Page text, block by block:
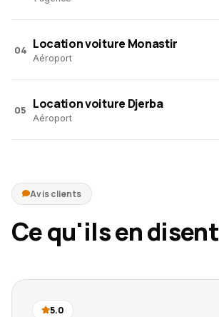
04 Location voiture Monastir
Aéroport
05 Location voiture Djerba
Aéroport
Avis clients
Ce qu'ils en disent
5.0